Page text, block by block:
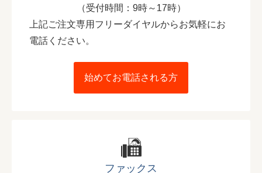
（受付時間：9時～17時）
上記ご注文専用フリーダイヤルからお気軽にお
電話ください。
始めてお電話される方
ファックス